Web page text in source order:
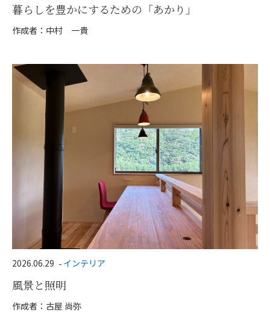
暮らしを豊かにするための「あかり」
作成者：中村 一貴
2026.06.29 インテリア
風景と照明
作成者：古屋 尚弥